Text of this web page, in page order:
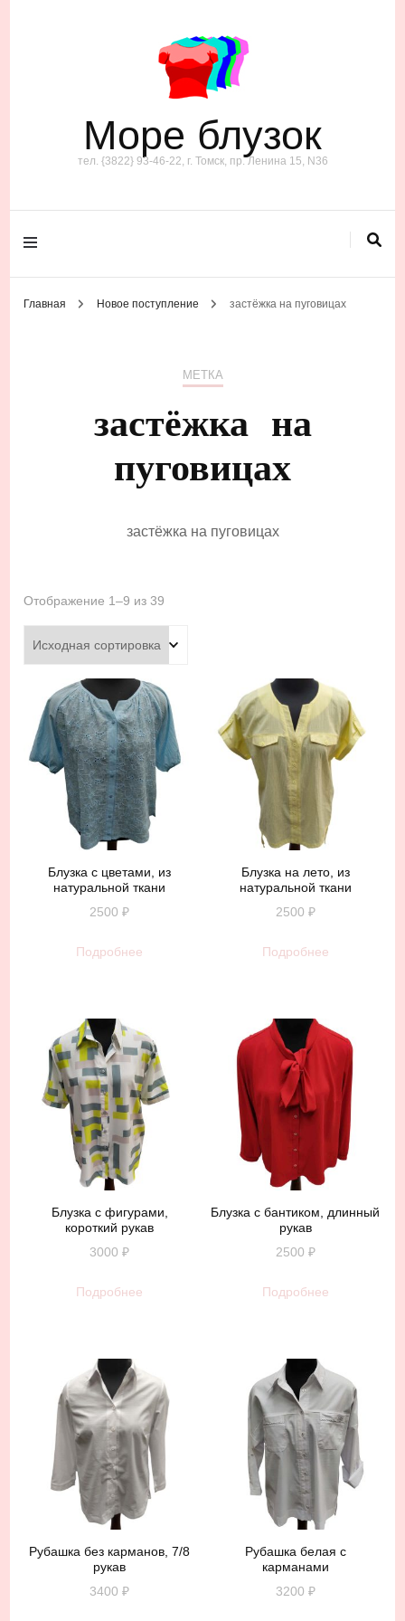
Море блузок
тел. {3822} 93-46-22, г. Томск, пр. Ленина 15, N36
Главная Новое поступление застёжка на пуговицах
МЕТКА
застёжка на
пуговицах
застёжка на пуговицах
Отображение 1–9 из 39
Блузка с цветами, из
натуральной ткани
2500₽
Подробнее
Блузка на лето, из
натуральной ткани
2500 ₽
Подробнее
Блузка с фигурами,
короткий рукав
3000₽
Подробнее
Блузка с бантиком, длинный
рукав
2500 ₽
Подробнее
Рубашка без карманов, 7/8
рукав
3400₽
Рубашка белая с
карманами
3200 ₽